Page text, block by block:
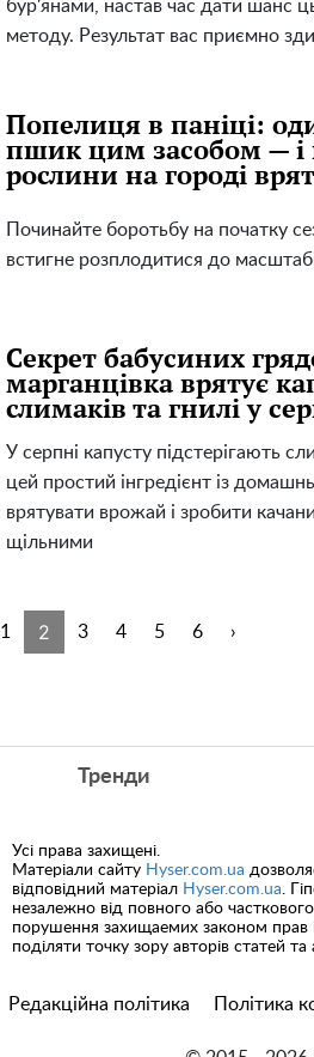
бур'янами, настав час дати шанс
методу. Результат вас приємно
Попелиця в паніці:
пшик цим засобом — і
рослини на городі
Починайте боротьбу на початку
встигне розплодитися до
Секрет бабусиних
марганцівка врятує
слимаків та гнилі у
У серпні капусту підстерігають
цей простий інгредієнт із
врятувати врожай і зробити
щільними
1 2 3 4 5 6 ›
Тренди
Усі права захищені.
Матеріали сайту Hyser.com.ua
відповідний матеріал Hyser.com.ua .
незалежно від повного або
порушення захищаемих законом прав
поділяти точку зору авторів статей та
Редакційна політика Політика